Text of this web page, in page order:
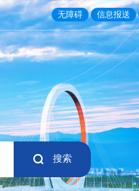
无障碍 信息报送
搜索